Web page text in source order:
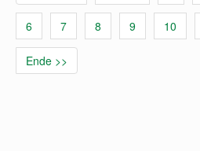
6 7 8 9 10
Ende >>